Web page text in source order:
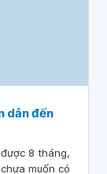
dẫn đến
8 tháng,
muốn có